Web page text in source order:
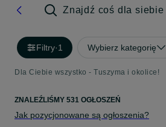
Znajdź coś dla siebie
Filtry·1 Wybierz kategorię
Dla Ciebie wszystko - Tuszyma i okolice!
ZNALEŹLIŚMY 531 OGŁOSZEŃ
Jak pozycjonowane są ogłoszenia?